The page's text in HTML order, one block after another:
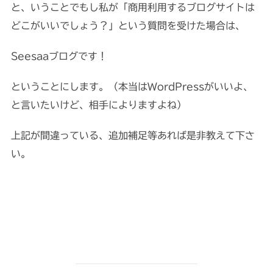
と、いうことでもし私が「商用利用するブログサイトは
どこがいいでしょう？」という質問を受けた場合は、
Seesaaブログです！
ということにします。（本当はWordPressがいいよ、
と言いたいけど、相手によりますよね）
上記が間違っている、追加補足等あれば是非教えて下さ
い。